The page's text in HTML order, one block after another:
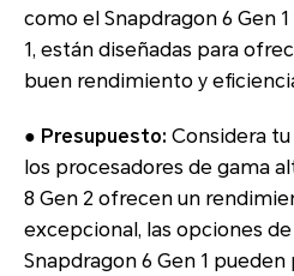
como el Snapdragon 6 Gen
1, están diseñadas para
buen rendimiento y
● Presupuesto: Considera
los procesadores de gama
8 Gen 2 ofrecen un
excepcional, las opciones
Snapdragon 6 Gen 1